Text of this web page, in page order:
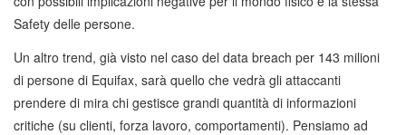
Safety delle persone.
Un altro trend, già visto nel caso del data breach per 143 milioni
di persone di Equifax, sarà quello che vedrà gli attaccanti
prendere di mira chi gestisce grandi quantità di informazioni
critiche (su clienti, forza lavoro, comportamenti). Pensiamo ad